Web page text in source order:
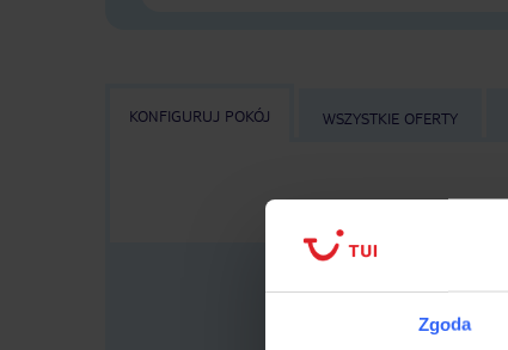
Zgoda
KONFIGURUJ POKÓJ WSZYSTKIE OFERTY